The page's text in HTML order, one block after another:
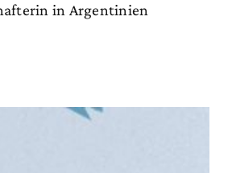
in Argentinien